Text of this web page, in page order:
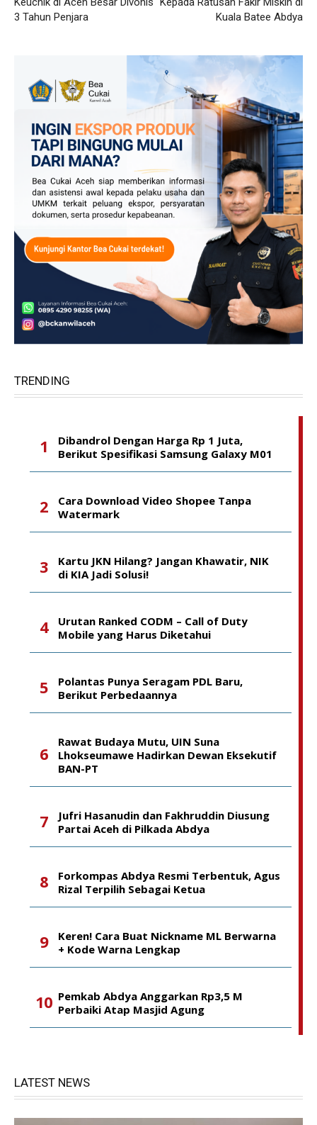
3 Tahun Penjara
Kuala Batee Abdya
TRENDING
Dibandrol Dengan Harga Rp 1 Juta,
Berikut Spesifikasi Samsung Galaxy M01
Cara Download Video Shopee Tanpa
Watermark
Kartu JKN Hilang? Jangan Khawatir, NIK
di KIA Jadi Solusi!
Urutan Ranked CODM – Call of Duty
Mobile yang Harus Diketahui
Polantas Punya Seragam PDL Baru,
Berikut Perbedaannya
Rawat Budaya Mutu, UIN Suna
Lhokseumawe Hadirkan Dewan Eksekutif
BAN-PT
Jufri Hasanudin dan Fakhruddin Diusung
Partai Aceh di Pilkada Abdya
Forkompas Abdya Resmi Terbentuk, Agus
Rizal Terpilih Sebagai Ketua
Keren! Cara Buat Nickname ML Berwarna
+ Kode Warna Lengkap
Pemkab Abdya Anggarkan Rp3,5 M
Perbaiki Atap Masjid Agung
LATEST NEWS